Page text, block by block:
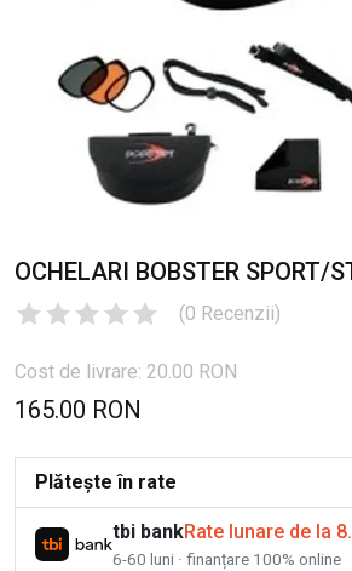
OCHELARI BOBSTER SPORT/
(0 Recenzii)
Cost de livrare: 20.00 RON
165.00 RON
Plătește în rate
tbi bankRate lunare de la
6-60 luni · finanțare 100% online